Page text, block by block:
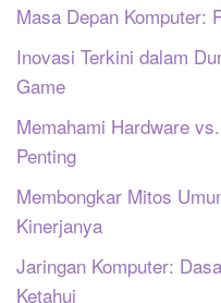
Masa Depan Komputer:
Inovasi Terkini dalam
Game
Memahami Hardware
Penting
Membongkar Mitos
Kinerjanya
Jaringan Komputer:
Ketahui